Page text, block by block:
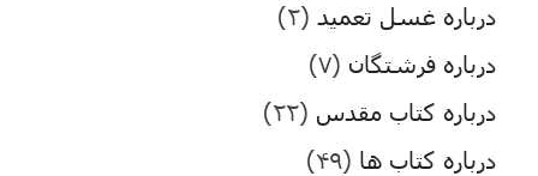
درباره غسل تعمید (۲)
درباره فرشتگان (۷)
درباره کتاب مقدس (۲۲)
درباره کتاب ها (۴۹)